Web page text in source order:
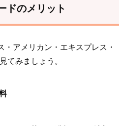
ドのメリット
・アメリカン・エキスプレス・
てみましょう。